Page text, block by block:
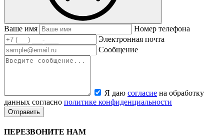
Ваше имя
Номер телефона
Электронная почта
Сообщение
Я даю согласие на обработку
данных согласно политике конфиденциальности
ПЕРЕЗВОНИТЕ НАМ